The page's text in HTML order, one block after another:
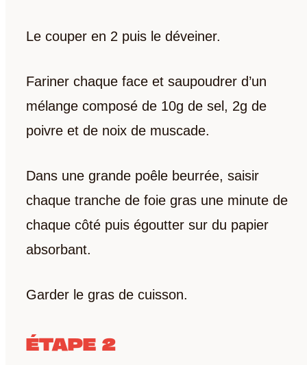
Le couper en 2 puis le déveiner.
Fariner chaque face et saupoudrer d’un
mélange composé de 10g de sel, 2g de
poivre et de noix de muscade.
Dans une grande poêle beurrée, saisir
chaque tranche de foie gras une minute de
chaque côté puis égoutter sur du papier
absorbant.
Garder le gras de cuisson.
ÉTAPE 2